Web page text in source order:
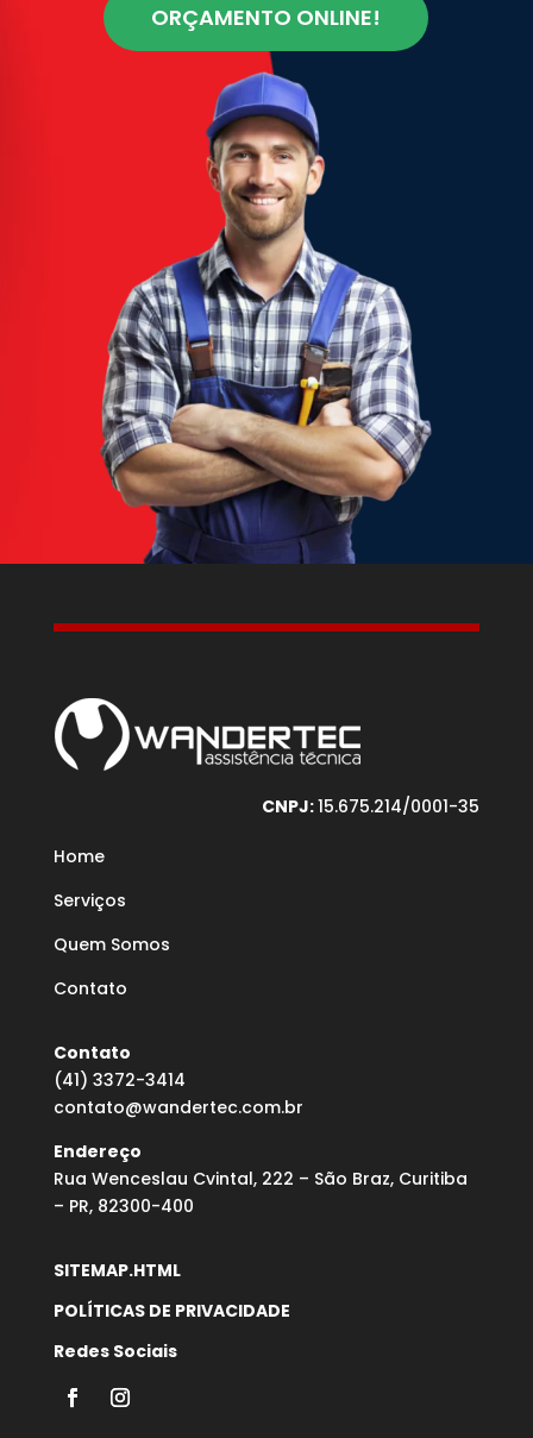
ORÇAMENTO ONLINE!
CNPJ:15.675.214/0001-35
Home
Serviços
Quem Somos
Contato
Contato
(41) 3372-3414
contato@wandertec.com.br
Endereço
Rua Wenceslau Cvintal, 222 – São Braz, Curitiba
– PR, 82300-400
SITEMAP.HTML
POLÍTICAS DE PRIVACIDADE
Redes Sociais